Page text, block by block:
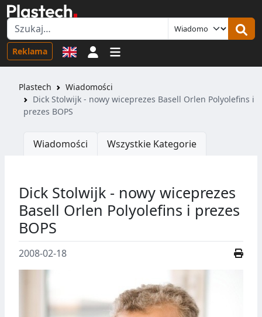
Reklama Logowanie
Plastech
Wiadomości
Dick Stolwijk - nowy wiceprezes Basell Orlen Polyolefins i
prezes BOPS
Wiadomości Wszystkie Kategorie
Dick Stolwijk - nowy wiceprezes
Basell Orlen Polyolefins i prezes
BOPS
2008-02-18